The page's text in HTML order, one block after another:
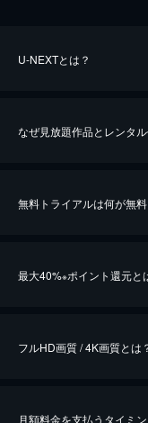
U-NEXTとは？
なぜ見放題作品とレンタ
無料トライアルは何が無料
最大40%※ポイント還元と
フルHD画質 / 4K画質とは
月額料金を支払うタイミ